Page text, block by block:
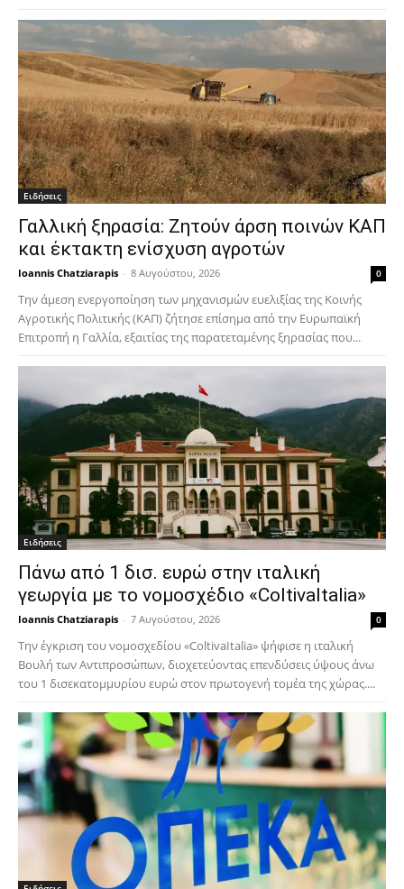
Ειδήσεις
Γαλλική ξηρασία: Ζητούν άρση ποινών ΚΑΠ
και έκτακτη ενίσχυση αγροτών
Ioannis Chatziarapis - 8 Αυγούστου, 2026 0
Την άμεση ενεργοποίηση των μηχανισμών ευελιξίας της Κοινής
Αγροτικής Πολιτικής (ΚΑΠ) ζήτησε επίσημα από την Ευρωπαϊκή
Επιτροπή η Γαλλία, εξαιτίας της παρατεταμένης ξηρασίας που...
Ειδήσεις
Πάνω από 1 δισ. ευρώ στην ιταλική
γεωργία με το νομοσχέδιο «ColtivaItalia»
Ioannis Chatziarapis - 7 Αυγούστου, 2026 0
Την έγκριση του νομοσχεδίου «ColtivaItalia» ψήφισε η ιταλική
Βουλή των Αντιπροσώπων, διοχετεύοντας επενδύσεις ύψους άνω
του 1 δισεκατομμυρίου ευρώ στον πρωτογενή τομέα της χώρας....